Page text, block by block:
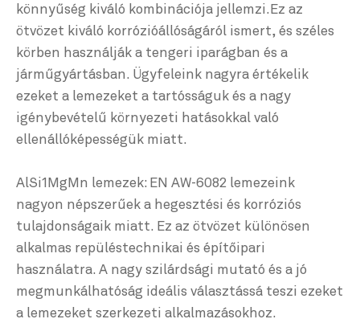
könnyűség kiváló kombinációja jellemzi.Ez az
ötvözet kiváló korrózióállóságáról ismert, és széles
körben használják a tengeri iparágban és a
járműgyártásban. Ügyfeleink nagyra értékelik
ezeket a lemezeket a tartósságuk és a nagy
igénybevételű környezeti hatásokkal való
ellenállóképességük miatt.
AlSi1MgMn lemezek: EN AW-6082 lemezeink
nagyon népszerűek a hegesztési és korróziós
tulajdonságaik miatt. Ez az ötvözet különösen
alkalmas repüléstechnikai és építőipari
használatra. A nagy szilárdsági mutató és a jó
megmunkálhatóság ideális választássá teszi ezeket
a lemezeket szerkezeti alkalmazásokhoz.